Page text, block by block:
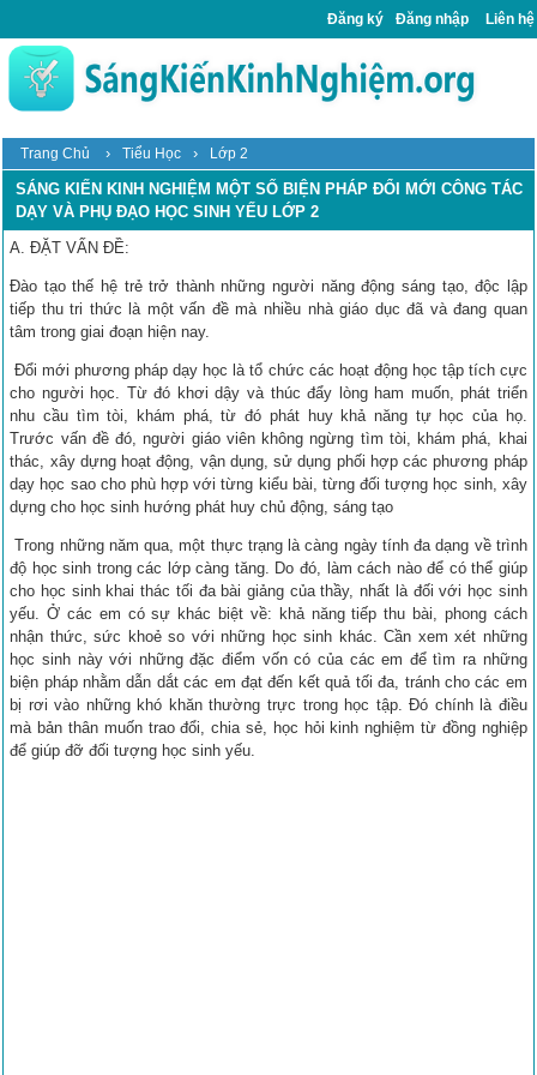
Đăng ký Đăng nhập Liên hệ
Trang Chủ › Tiểu Học › Lớp 2
SÁNG KIẾN KINH NGHIỆM MỘT SỐ BIỆN PHÁP ĐỔI MỚI CÔNG TÁC
DẠY VÀ PHỤ ĐẠO HỌC SINH YẾU LỚP 2
A. ĐẶT VẤN ĐỀ:
Đào tạo thế hệ trẻ trở thành những người năng động sáng tạo, độc lập
tiếp thu tri thức là một vấn đề mà nhiều nhà giáo dục đã và đang quan
tâm trong giai đoạn hiện nay.
Đổi mới phương pháp dạy học là tổ chức các hoạt động học tập tích cực
cho người học. Từ đó khơi dậy và thúc đẩy lòng ham muốn, phát triển
nhu cầu tìm tòi, khám phá, từ đó phát huy khả năng tự học của họ.
Trước vấn đề đó, người giáo viên không ngừng tìm tòi, khám phá, khai
thác, xây dựng hoạt động, vận dụng, sử dụng phối hợp các phương pháp
dạy học sao cho phù hợp với từng kiểu bài, từng đối tượng học sinh, xây
dựng cho học sinh hướng phát huy chủ động, sáng tạo
Trong những năm qua, một thực trạng là càng ngày tính đa dạng về trình
độ học sinh trong các lớp càng tăng. Do đó, làm cách nào để có thể giúp
cho học sinh khai thác tối đa bài giảng của thầy, nhất là đối với học sinh
yếu. Ở các em có sự khác biệt về: khả năng tiếp thu bài, phong cách
nhận thức, sức khoẻ so với những học sinh khác. Cần xem xét những
học sinh này với những đặc điểm vốn có của các em để tìm ra những
biện pháp nhằm dẫn dắt các em đạt đến kết quả tối đa, tránh cho các em
bị rơi vào những khó khăn thường trực trong học tập. Đó chính là điều
mà bản thân muốn trao đổi, chia sẻ, học hỏi kinh nghiệm từ đồng nghiệp
để giúp đỡ đối tượng học sinh yếu.